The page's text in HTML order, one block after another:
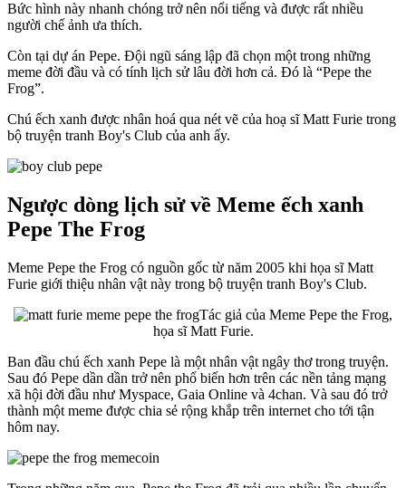
Bức hình này nhanh chóng trở nên nổi tiếng và được rất nhiều
người chế ảnh ưa thích.
Còn tại dự án Pepe. Đội ngũ sáng lập đã chọn một trong những
meme đời đầu và có tính lịch sử lâu đời hơn cả. Đó là “Pepe the
Frog”.
Chú ếch xanh được nhân hoá qua nét vẽ của hoạ sĩ Matt Furie trong
bộ truyện tranh Boy's Club của anh ấy.
Ngược dòng lịch sử về Meme ếch xanh
Pepe The Frog
Meme Pepe the Frog có nguồn gốc từ năm 2005 khi họa sĩ Matt
Furie giới thiệu nhân vật này trong bộ truyện tranh Boy's Club.
Tác giả của Meme Pepe the Frog,
họa sĩ Matt Furie.
Ban đầu chú ếch xanh Pepe là một nhân vật ngây thơ trong truyện.
Sau đó Pepe dần dần trở nên phổ biến hơn trên các nền tảng mạng
xã hội đời đầu như Myspace, Gaia Online và 4chan. Và sau đó trở
thành một meme được chia sẻ rộng khắp trên internet cho tới tận
hôm nay.